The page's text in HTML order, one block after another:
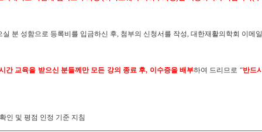
실 분 성함으로 등록비를 입금하신 후, 첨부의 신청서를 작성, 대한재활의학회 이메
간 교육을 받으신 분들께만 모든 강의 종료 후, 이수증을 배부하여 드리므로 “반드
인 및 평점 인정 기준 지침